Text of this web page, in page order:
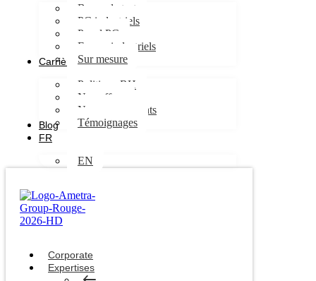
Bancs de test
PC industriels
Panel PC
Ecrans industriels
Sur mesure
Carrières
Politique RH
Nos offres
Nos engagements
Témoignages
Blog
FR
EN
Corporate
Expertises